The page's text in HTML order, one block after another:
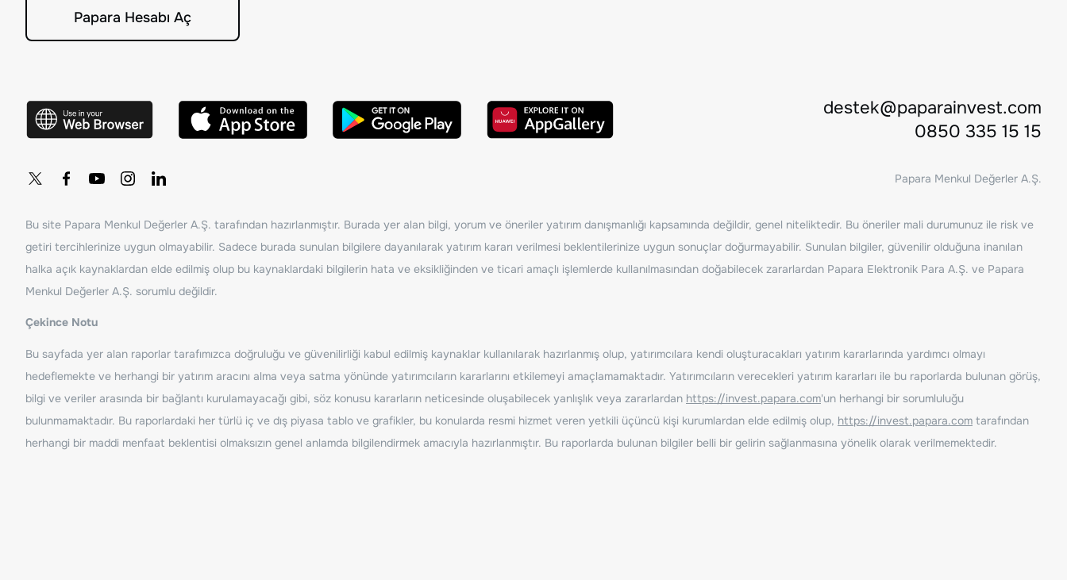
Papara Hesabı Aç
destek@paparainvest.com
0850 335 15 15
Papara Menkul Değerler A.Ş.
Bu site Papara Menkul Değerler A.Ş. tarafından hazırlanmıştır. Burada yer alan bilgi, yorum ve öneriler yatırım danışmanlığı kapsamında değildir, genel niteliktedir. Bu öneriler mali durumunuz ile risk ve
getiri tercihlerinize uygun olmayabilir. Sadece burada sunulan bilgilere dayanılarak yatırım kararı verilmesi beklentilerinize uygun sonuçlar doğurmayabilir. Sunulan bilgiler, güvenilir olduğuna inanılan
halka açık kaynaklardan elde edilmiş olup bu kaynaklardaki bilgilerin hata ve eksikliğinden ve ticari amaçlı işlemlerde kullanılmasından doğabilecek zararlardan Papara Elektronik Para A.Ş. ve Papara
Menkul Değerler A.Ş. sorumlu değildir.
Çekince Notu
Bu sayfada yer alan raporlar tarafımızca doğruluğu ve güvenilirliği kabul edilmiş kaynaklar kullanılarak hazırlanmış olup, yatırımcılara kendi oluşturacakları yatırım kararlarında yardımcı olmayı
hedeflemekte ve herhangi bir yatırım aracını alma veya satma yönünde yatırımcıların kararlarını etkilemeyi amaçlamamaktadır. Yatırımcıların verecekleri yatırım kararları ile bu raporlarda bulunan görüş,
bilgi ve veriler arasında bir bağlantı kurulamayacağı gibi, söz konusu kararların neticesinde oluşabilecek yanlışlık veya zararlardan https://invest.papara.com'un herhangi bir sorumluluğu
bulunmamaktadır. Bu raporlardaki her türlü iç ve dış piyasa tablo ve grafikler, bu konularda resmi hizmet veren yetkili üçüncü kişi kurumlardan elde edilmiş olup, https://invest.papara.com tarafından
herhangi bir maddi menfaat beklentisi olmaksızın genel anlamda bilgilendirmek amacıyla hazırlanmıştır. Bu raporlarda bulunan bilgiler belli bir gelirin sağlanmasına yönelik olarak verilmemektedir.